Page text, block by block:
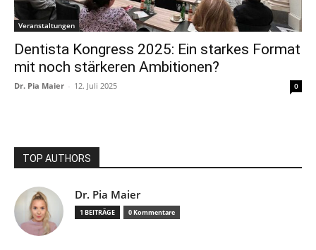
Veranstaltungen
Dentista Kongress 2025: Ein starkes Format
mit noch stärkeren Ambitionen?
Dr. Pia Maier - 12. Juli 2025 0
TOP AUTHORS
Dr. Pia Maier
1 BEITRÄGE 0 Kommentare